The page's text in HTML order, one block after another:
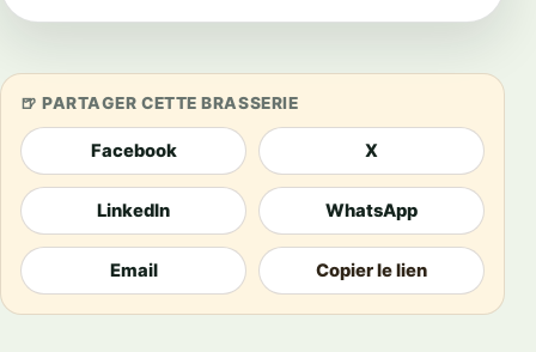
PARTAGER CETTE BRASSERIE
Facebook X
LinkedIn WhatsApp
Email Copier le lien